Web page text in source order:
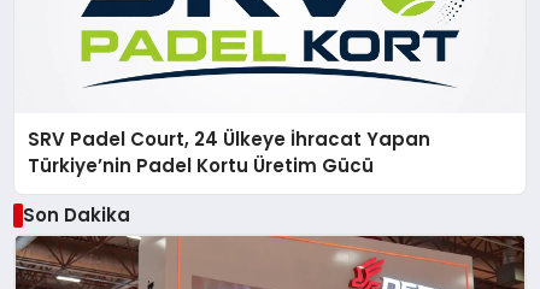
SRV Padel Court, 24 Ülkeye İhracat Yapan
Türkiye’nin Padel Kortu Üretim Gücü
Son Dakika